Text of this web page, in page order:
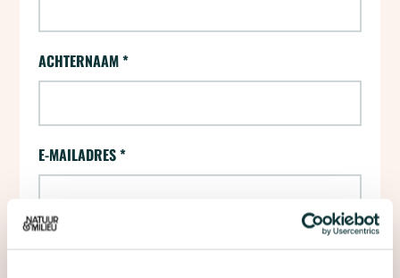
ACHTERNAAM*
E-MAILADRES*